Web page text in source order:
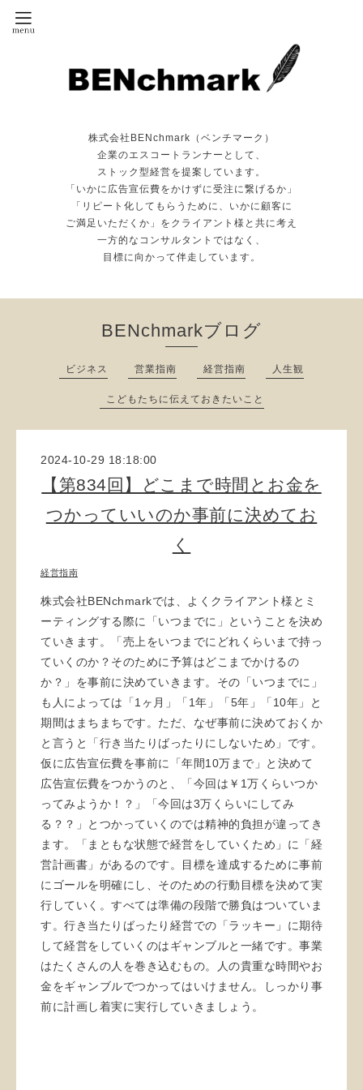
株式会社BENchmark（ベンチマーク）
企業のエスコートランナーとして、
ストック型経営を提案しています。
「いかに広告宣伝費をかけずに受注に繋げるか」
「リピート化してもらうために、いかに顧客に
ご満足いただくか」をクライアント様と共に考え
一方的なコンサルタントではなく、
目標に向かって伴走しています。
BENchmarkブログ
ビジネス 営業指南 経営指南 人生観
こどもたちに伝えておきたいこと
2024-10-29 18:18:00
【第834回】どこまで時間とお金を
つかっていいのか事前に決めてお
く
経営指南
株式会社BENchmarkでは、よくクライアント様とミ
ーティングする際に「いつまでに」ということを決め
ていきます。「売上をいつまでにどれくらいまで持っ
ていくのか？そのために予算はどこまでかけるの
か？」を事前に決めていきます。その「いつまでに」
も人によっては「1ヶ月」「1年」「5年」「10年」と
期間はまちまちです。ただ、なぜ事前に決めておくか
と言うと「行き当たりばったりにしないため」です。
仮に広告宣伝費を事前に「年間10万まで」と決めて
広告宣伝費をつかうのと、「今回は￥1万くらいつか
ってみようか！？」「今回は3万くらいにしてみ
る？？」とつかっていくのでは精神的負担が違ってき
ます。「まともな状態で経営をしていくため」に「経
営計画書」があるのです。目標を達成するために事前
にゴールを明確にし、そのための行動目標を決めて実
行していく。すべては準備の段階で勝負はついていま
す。行き当たりばったり経営での「ラッキー」に期待
して経営をしていくのはギャンブルと一緒です。事業
はたくさんの人を巻き込むもの。人の貴重な時間やお
金をギャンブルでつかってはいけません。しっかり事
前に計画し着実に実行していきましょう。